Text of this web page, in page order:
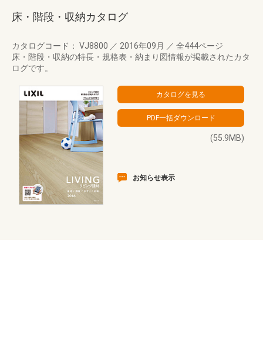
床・階段・収納カタログ
カタログコード： VJ8800 ／ 2016年09月 ／ 全444ページ
床・階段・収納の特長・規格表・納まり図情報が掲載されたカタ
ログです。
(55.9MB)
お知らせ表示